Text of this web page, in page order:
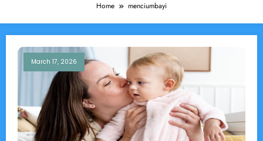
Home menciumbayi
March 17, 2026